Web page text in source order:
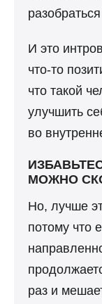
И это
что-то
что такой
улучшить
во
МОЖНО
Но, лучше
потому что
раз и